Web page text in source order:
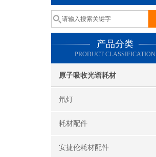
产品分类
PRODUCT CLASSIFICATION
原子吸收光谱耗材
氘灯
耗材配件
安捷伦耗材配件